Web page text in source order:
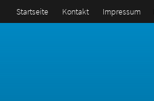
Startseite Kontakt Impressum